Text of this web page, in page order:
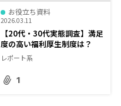
お役立ち資料
2026.03.11
【20代・30代実態調査】満足
度の高い福利厚生制度は？
レポート系
1